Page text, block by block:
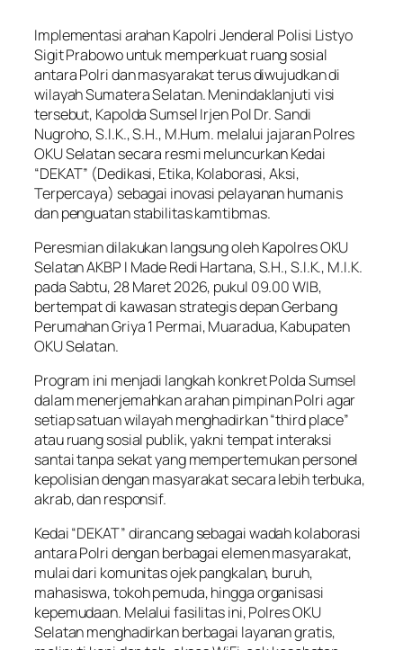
Implementasi arahan Kapolri Jenderal Polisi Listyo
Sigit Prabowo untuk memperkuat ruang sosial
antara Polri dan masyarakat terus diwujudkan di
wilayah Sumatera Selatan. Menindaklanjuti visi
tersebut, Kapolda Sumsel Irjen Pol Dr. Sandi
Nugroho, S.I.K., S.H., M.Hum. melalui jajaran Polres
OKU Selatan secara resmi meluncurkan Kedai
“DEKAT” (Dedikasi, Etika, Kolaborasi, Aksi,
Terpercaya) sebagai inovasi pelayanan humanis
dan penguatan stabilitas kamtibmas.
Peresmian dilakukan langsung oleh Kapolres OKU
Selatan AKBP I Made Redi Hartana, S.H., S.I.K., M.I.K.
pada Sabtu, 28 Maret 2026, pukul 09.00 WIB,
bertempat di kawasan strategis depan Gerbang
Perumahan Griya 1 Permai, Muaradua, Kabupaten
OKU Selatan.
Program ini menjadi langkah konkret Polda Sumsel
dalam menerjemahkan arahan pimpinan Polri agar
setiap satuan wilayah menghadirkan “third place”
atau ruang sosial publik, yakni tempat interaksi
santai tanpa sekat yang mempertemukan personel
kepolisian dengan masyarakat secara lebih terbuka,
akrab, dan responsif.
Kedai “DEKAT” dirancang sebagai wadah kolaborasi
antara Polri dengan berbagai elemen masyarakat,
mulai dari komunitas ojek pangkalan, buruh,
mahasiswa, tokoh pemuda, hingga organisasi
kepemudaan. Melalui fasilitas ini, Polres OKU
Selatan menghadirkan berbagai layanan gratis,